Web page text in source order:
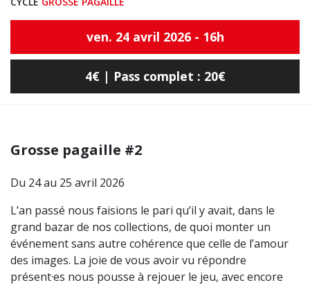
ven. 24 avril 2026 - 16h
4€ | Pass complet : 20€
Grosse pagaille #2
Du 24 au 25 avril 2026
L’an passé nous faisions le pari qu’il y avait, dans le
grand bazar de nos collections, de quoi monter un
événement sans autre cohérence que celle de l’amour
des images. La joie de vous avoir vu répondre
présent·es nous pousse à rejouer le jeu, avec encore